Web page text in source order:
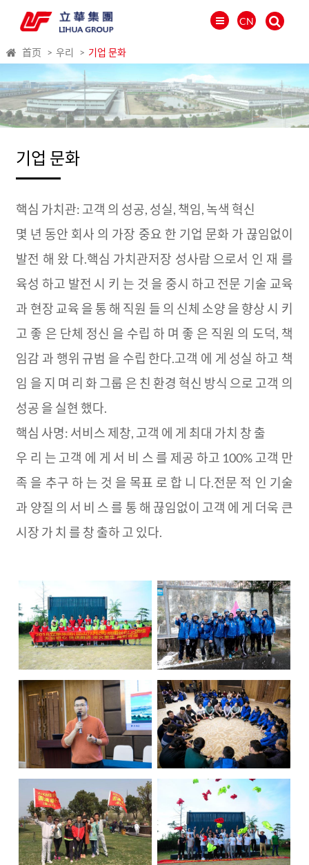
CN
PYCCKИЙ
ITALIANO
ESPAÑOL
글로벌
ENGLISH
首页 우리 기업 문화
기업 문화
핵심 가치관: 고객 의 성공, 성실, 책임, 녹색 혁신
몇 년 동안 회사 의 가장 중요 한 기업 문화 가 끊임없이
발전 해 왔 다.핵심 가치관저장 성사람 으로서 인 재 를
육성 하고 발전 시 키 는 것 을 중시 하고 전문 기술 교육
과 현장 교육 을 통 해 직원 들 의 신체 소양 을 향상 시 키
고 좋 은 단체 정신 을 수립 하 며 좋 은 직원 의 도덕, 책
임감 과 행위 규범 을 수립 한다.고객 에 게 성실 하고 책
임 을 지 며 리 화 그룹 은 친 환경 혁신 방식 으로 고객 의
성공 을 실현 했다.
핵심 사명: 서비스 제창, 고객 에 게 최대 가치 창 출
우 리 는 고객 에 게 서 비 스 를 제공 하고 100% 고객 만
족 을 추구 하 는 것 을 목표 로 합 니 다.전문 적 인 기술
과 양질 의 서 비 스 를 통 해 끊임없이 고객 에 게 더욱 큰
시장 가 치 를 창 출하 고 있다.